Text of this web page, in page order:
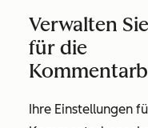
Verwalten
für die
Ihre Einstellungen